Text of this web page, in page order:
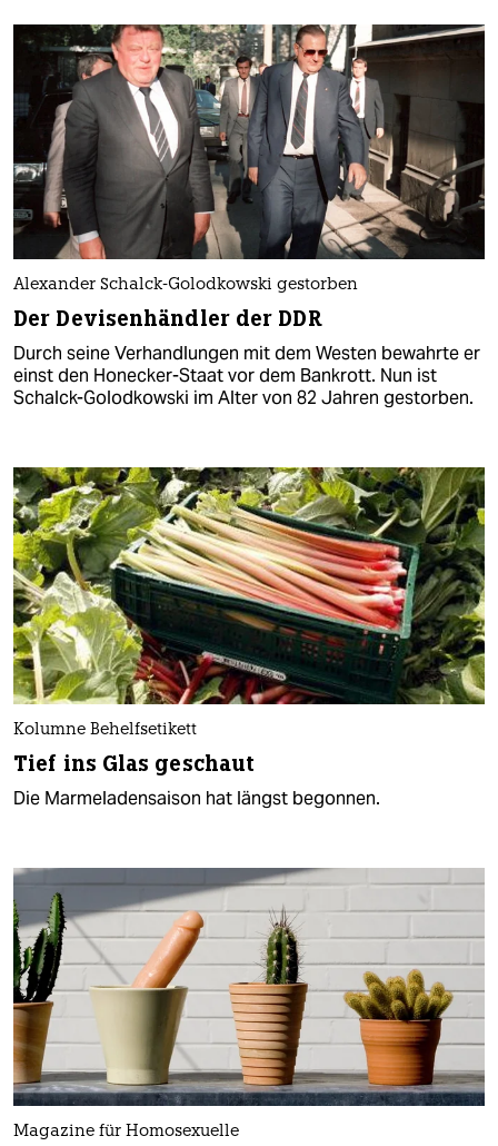
Alexander Schalck-Golodkowski gestorben
Der Devisenhändler der DDR
Durch seine Verhandlungen mit dem Westen bewahrte er
einst den Honecker-Staat vor dem Bankrott. Nun ist
Schalck-Golodkowski im Alter von 82 Jahren gestorben.
Kolumne Behelfsetikett
Tief ins Glas geschaut
Die Marmeladensaison hat längst begonnen.
Magazine für Homosexuelle